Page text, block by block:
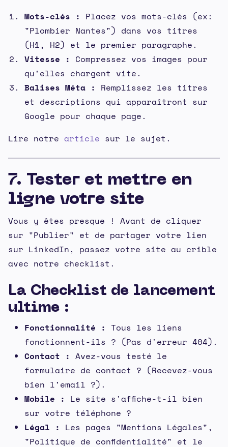
Mots-clés : Placez vos mots-clés (ex:
"Plombier Nantes") dans vos titres
(H1, H2) et le premier paragraphe.
Vitesse : Compressez vos images pour
qu'elles chargent vite.
Balises Méta : Remplissez les titres
et descriptions qui apparaîtront sur
Google pour chaque page.
Lire notre article sur le sujet.
7. Tester et mettre en
ligne votre site
Vous y êtes presque ! Avant de cliquer
sur "Publier" et de partager votre lien
sur LinkedIn, passez votre site au crible
avec notre checklist.
La Checklist de lancement
ultime :
Fonctionnalité : Tous les liens
fonctionnent-ils ? (Pas d'erreur 404).
Contact : Avez-vous testé le
formulaire de contact ? (Recevez-vous
bien l'email ?).
Mobile : Le site s'affiche-t-il bien
sur votre téléphone ?
Légal : Les pages "Mentions Légales",
"Politique de confidentialité" et le